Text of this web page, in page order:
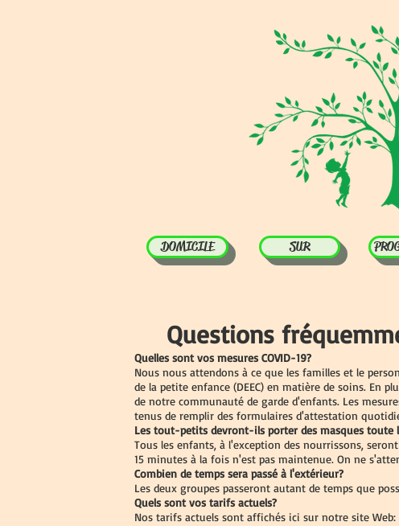
DOMICILE SUR
Questions
Quelles sont vos mesures COVID-19?
Nous nous attendons à ce que les familles et le
de la petite enfance (DEEC) en matière de soins. En
de notre communauté de garde d'enfants. Les
tenus de remplir des formulaires d'attestation
Les tout-petits devront-ils porter des masques toute
Tous les enfants, à l'exception des nourrissons,
15 minutes à la fois n'est pas maintenue. On ne
Combien de temps sera passé à l'extérieur?
Les deux groupes passeront autant de temps que
Quels sont vos tarifs actuels?
Nos tarifs actuels sont affichés ici sur notre site Web: